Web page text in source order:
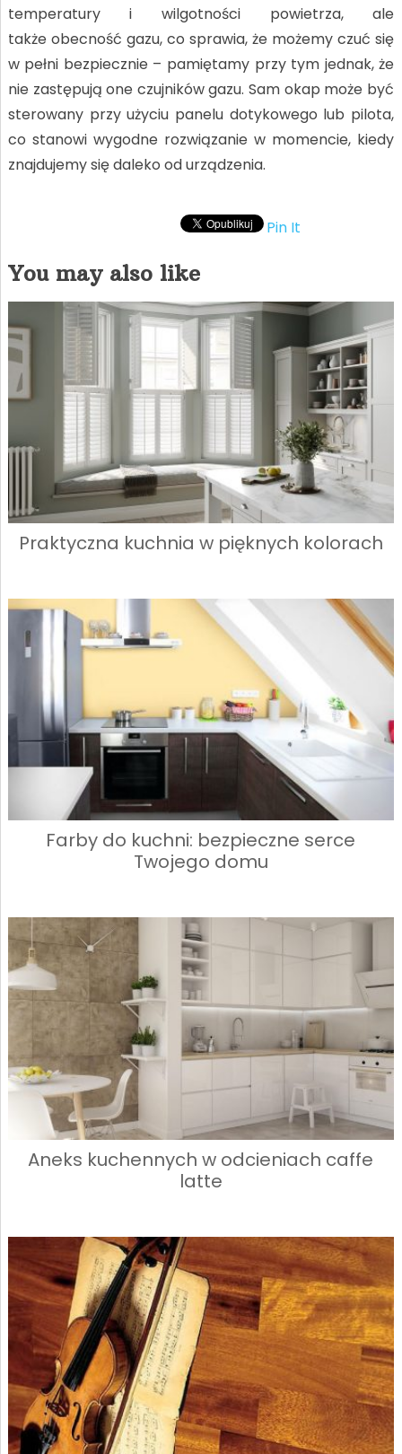
temperatury i wilgotności powietrza, ale
także obecność gazu, co sprawia, że możemy czuć się
w pełni bezpiecznie – pamiętamy przy tym jednak, że
nie zastępują one czujników gazu. Sam okap może być
sterowany przy użyciu panelu dotykowego lub pilota,
co stanowi wygodne rozwiązanie w momencie, kiedy
znajdujemy się daleko od urządzenia.
Pin It
You may also like
Praktyczna kuchnia w pięknych kolorach
Farby do kuchni: bezpieczne serce
Twojego domu
Aneks kuchennych w odcieniach caffe
latte